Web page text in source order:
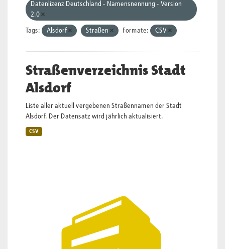
Datenlizenz Deutschland - Namensnennung - Version
2.0
Tags: Alsdorf Straßen Formate: CSV
Straßenverzeichnis Stadt
Alsdorf
Liste aller aktuell vergebenen Straßennamen der Stadt
Alsdorf. Der Datensatz wird jährlich aktualisiert.
CSV